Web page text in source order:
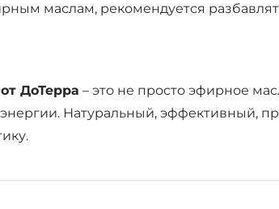
маслам, рекомендуется
ДоТерра – это не просто эфирное
Натуральный, эффективный,